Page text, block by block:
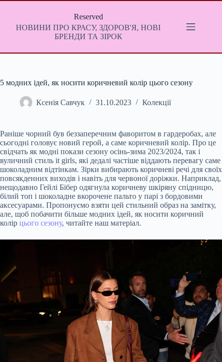
Перейти
Reserved
НОВИНИ ПРО КРАСУ, ЗДОРОВ'Я, НОВІ
БРЕНДИ ТА ЗІРОК
5 модних ідей, як носити коричневий колір цього сезону
Ксенія Савчук 31.10.2023 Колекції
Раніше чорний був беззаперечним фаворитом в гардеробах, але
сьогодні головує новий герой, а саме коричневий колір. Про це
свідчать як модні покази сезону осінь-зима 2023/2024, так і
вуличний стиль it girls, які дедалі частіше віддають перевагу саме
шоколадним відтінкам. Зірки вибирають коричневі речі для своїх
повсякденних виходів і навіть для червоної доріжки. Наприклад,
нещодавно Гейлі Бібер одягнула коричневу шкіряну спідницю,
білий топ і шоколадне вкорочене пальто у парі з бордовими
аксесуарами. Пропонуємо взяти цей стильний образ на замітку,
але, щоб побачити більше модних ідей, як носити коричний
колір цього сезону, читайте наш матеріал.